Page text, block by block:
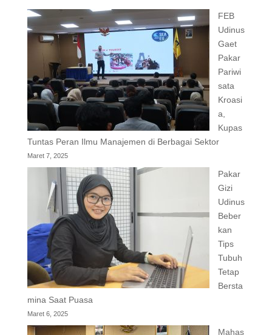
FEB
Udinus
Gaet
Pakar
Pariwi
sata
Kroasi
a,
Kupas
Tuntas Peran Ilmu Manajemen di Berbagai Sektor
Maret 7, 2025
Pakar
Gizi
Udinus
Beber
kan
Tips
Tubuh
Tetap
Bersta
mina Saat Puasa
Maret 6, 2025
Mahas